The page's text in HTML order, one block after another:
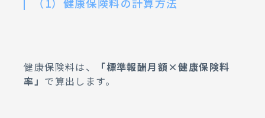
（1）健康保険料の計算方法
健康保険料は、
「標準報酬月額×健康保険料
率」 で算出します。